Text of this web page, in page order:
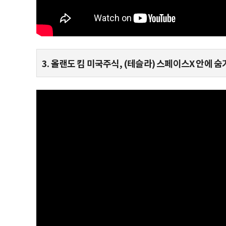
3. 올랜도 킴 미국주식, (테슬라) 스페이스X 안에 숨